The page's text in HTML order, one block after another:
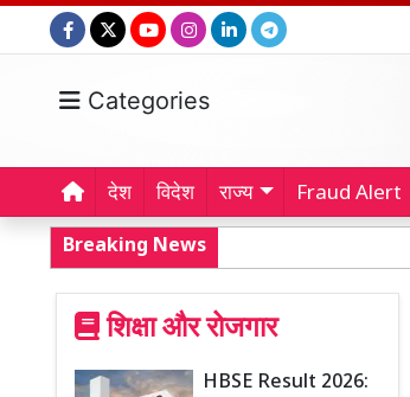
Categories
देश विदेश राज्य Fraud Alert
Breaking News
शिक्षा और रोजगार
HBSE Result 2026: